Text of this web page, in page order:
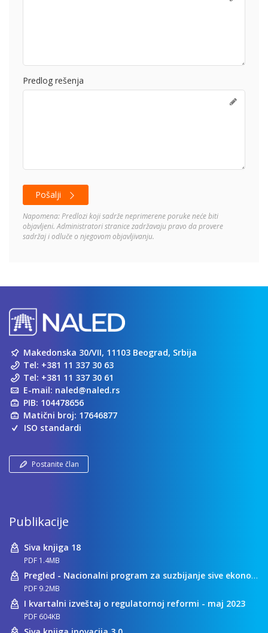
Predlog rešenja
Pošalji
Napomena: Predlozi koji sadrže neprimerene poruke neće biti
objavljeni. Administratori stranice zadržavaju pravo da provere
sadržaj i odluče o njegovom objavljivanju.
Makedonska 30/VII, 11103 Beograd, Srbija
Tel: +381 11 337 30 63
Tel: +381 11 337 30 61
E-mail: naled@naled.rs
PIB: 104478656
Matični broj: 17646877
ISO standardi
Postanite član
Publikacije
Siva knjiga 18
PDF 1.4MB
Pregled - Nacionalni program za suzbijanje sive ekonomije
PDF 9.2MB
I kvartalni izveštaj o regulatornoj reformi - maj 2023
PDF 604KB